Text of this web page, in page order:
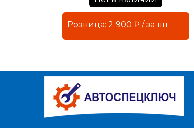
Розница: 2 900 ₽ / за шт.